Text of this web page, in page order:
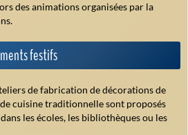
des animations organisées par la
festifs
de fabrication de décorations de
cuisine traditionnelle sont proposés
les écoles, les bibliothèques ou les